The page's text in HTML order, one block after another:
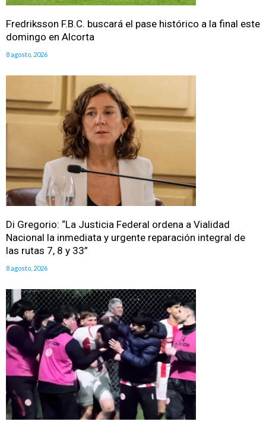
Fredriksson F.B.C. buscará el pase histórico a la final este
domingo en Alcorta
8 agosto, 2026
Di Gregorio: “La Justicia Federal ordena a Vialidad
Nacional la inmediata y urgente reparación integral de
las rutas 7, 8 y 33”
8 agosto, 2026